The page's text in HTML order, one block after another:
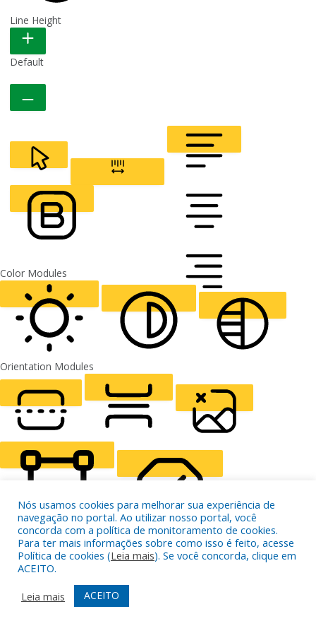
READABLE FONT
Line Height
Default
CURSOR
ALIGN TEXT
FONT WEIGHT
Color Modules
LIGHT CONTRAST HIGH CONTRAST
Orientation Modules
READING LINE READING MASK HIDE IMAGES
HIGHLIGHT CONTENT STOP ANIMATIONS
Nós usamos cookies para melhorar sua experiência de
navegação no portal. Ao utilizar nosso portal, você
concorda com a política de monitoramento de cookies.
Para ter mais informações sobre como isso é feito, acesse
Política de cookies (Leia mais). Se você concorda, clique em
ACEITO.
Leia mais
ACEITO